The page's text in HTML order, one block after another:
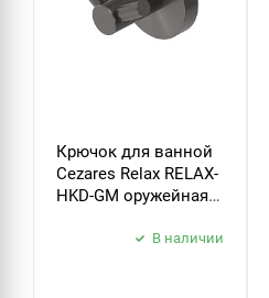
Крючок для ванной
Cezares Relax RELAX-
HKD-GM оружейная
В наличии